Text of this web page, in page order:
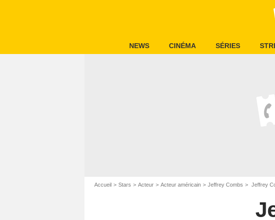
NEWS CINÉMA SÉRIES
Accueil Stars Acteur Acteur américain Jeffrey Combs Jeffrey